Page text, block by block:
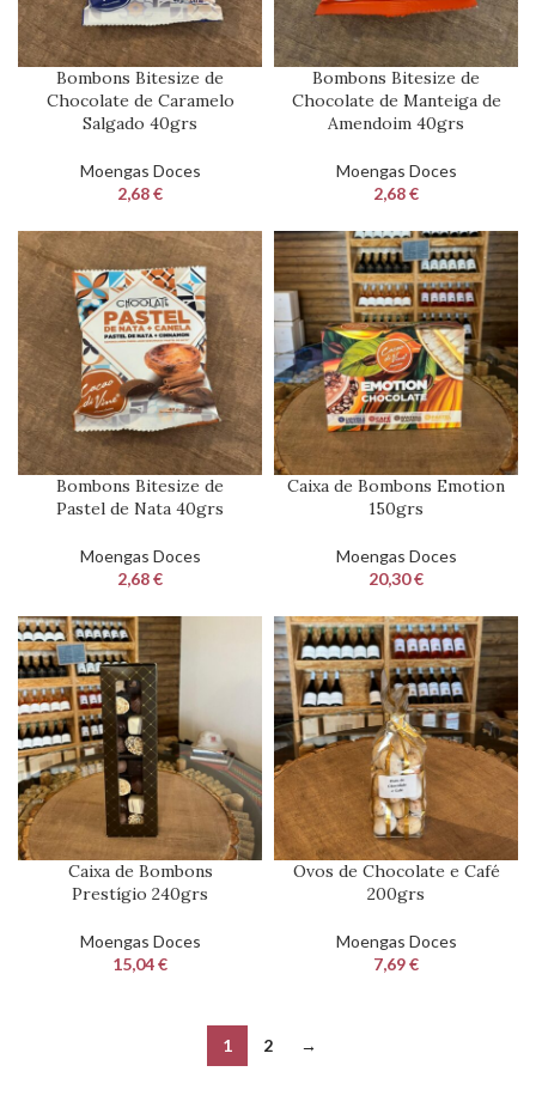
Bombons Bitesize de
Chocolate de Caramelo
Salgado 40grs
Moengas Doces
2,68€
Bombons Bitesize de
Chocolate de Manteiga de
Amendoim 40grs
Moengas Doces
2,68€
Bombons Bitesize de
Pastel de Nata 40grs
Moengas Doces
2,68€
Caixa de Bombons Emotion
150grs
Moengas Doces
20,30€
Caixa de Bombons
Prestígio 240grs
Moengas Doces
15,04€
Ovos de Chocolate e Café
200grs
Moengas Doces
7,69€
1 2 →